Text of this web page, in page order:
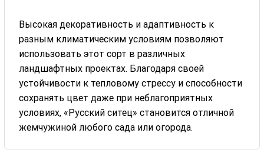
Высокая декоративность и адаптивность к
разным климатическим условиям позволяют
использовать этот сорт в различных
ландшафтных проектах. Благодаря своей
устойчивости к тепловому стрессу и способности
сохранять цвет даже при неблагоприятных
условиях, «Русский ситец» становится отличной
жемчужиной любого сада или огорода.